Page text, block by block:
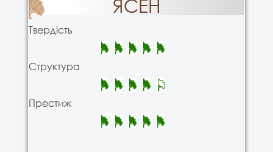
ЯСЕН
Твердість
Структура
Престиж